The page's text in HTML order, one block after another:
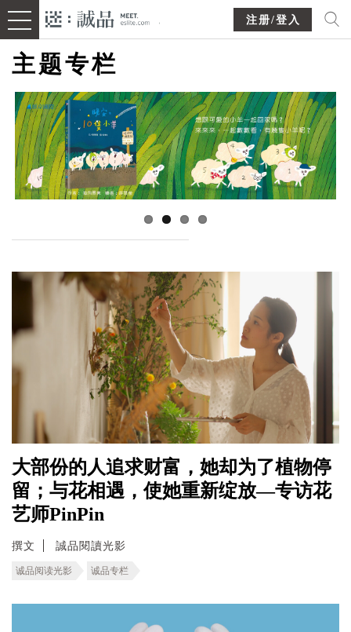
注册/登入
主题专栏
大部份的人追求财富，她却为了植物停
留；与花相遇，使她重新绽放—专访花
艺师PinPin
撰文 誠品閱讀光影
诚品阅读光影 诚品专栏